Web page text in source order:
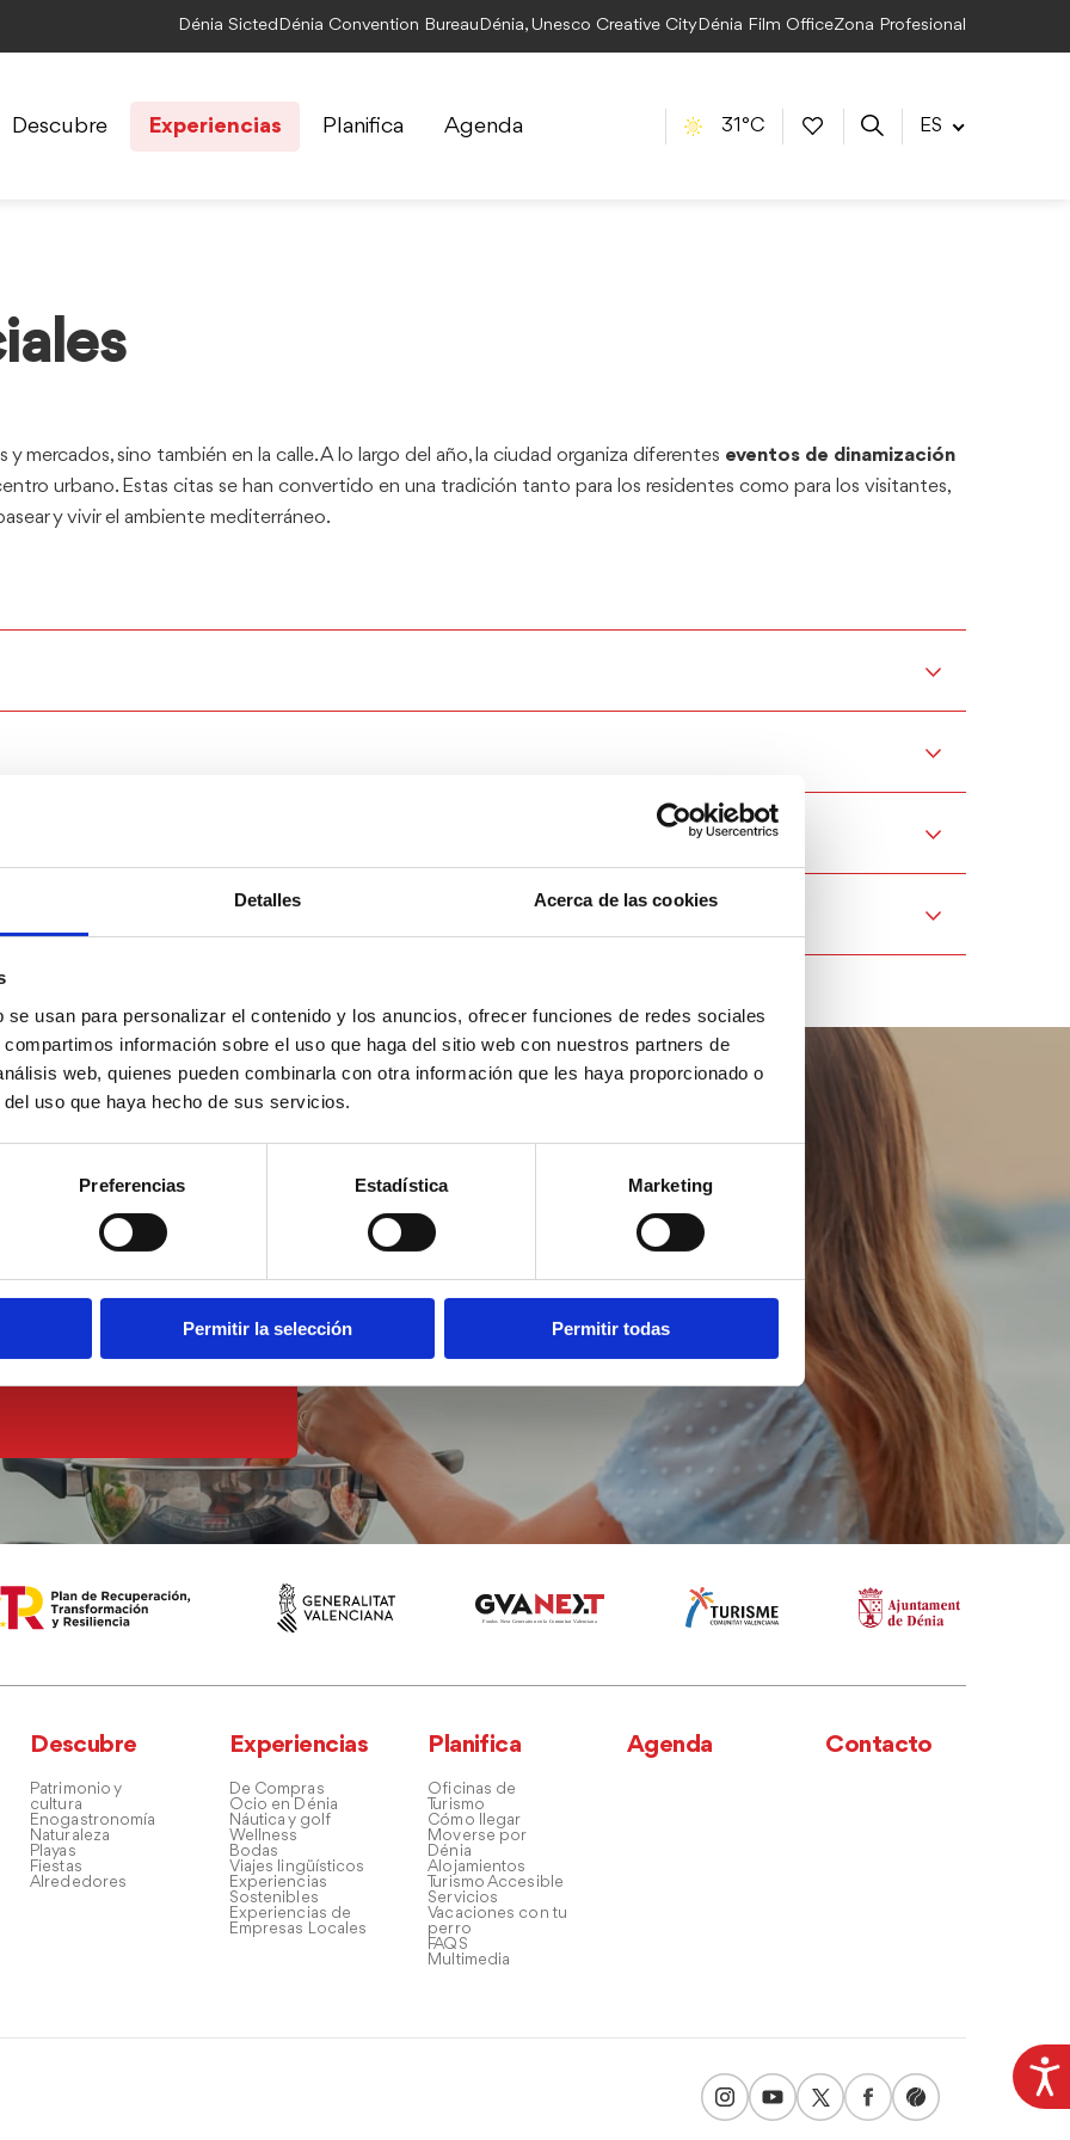
Detalles Acerca de las cookies
usan para personalizar el contenido y los anuncios, ofrecer funciones de redes sociales
información sobre el uso que haga del sitio web con nuestros partners de
web, quienes pueden combinarla con otra información que les haya proporcionado o
uso que haya hecho de sus servicios.
Preferencias Estadística Marketing
Permitir la selección Permitir todas
Dénia Sicted Dénia Convention Bureau Dénia, Unesco Creative CityDénia Film OfficeZona Profesional
Descubre Experiencias Planifica Agenda 31°C ES
mercados, sino también en la calle. A lo largo del año, la ciudad organiza diferentes eventos de dinamización
urbano. Estas citas se han convertido en una tradición tanto para los residentes como para los visitantes,
y vivir el ambiente mediterráneo.
Descubre
Patrimonio y
cultura
Enogastronomía
Naturaleza
Playas
Fiestas
Alrededores
Experiencias
De Compras
Ocio en Dénia
Náutica y golf
Wellness
Bodas
Viajes lingüísticos
Experiencias
Sostenibles
Experiencias de
Empresas Locales
Planifica
Oficinas de
Turismo
Cómo llegar
Moverse por
Dénia
Alojamientos
Turismo Accesible
Servicios
Vacaciones con tu
perro
FAQS
Multimedia
Agenda Contacto